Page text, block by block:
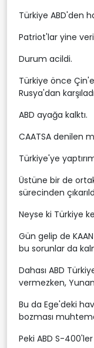
Türkiye ABD'den
Patriot'lar yine
Durum acildi.
Türkiye önce
Rusya'dan
ABD ayağa kalktı.
CAATSA denilen
Türkiye'ye
Üstüne bir de
sürecinden
Neyse ki Türkiye
Gün gelip de
bu sorunlar da
Dahası ABD
vermezken,
Bu da Ege'deki
bozması
Peki ABD S-